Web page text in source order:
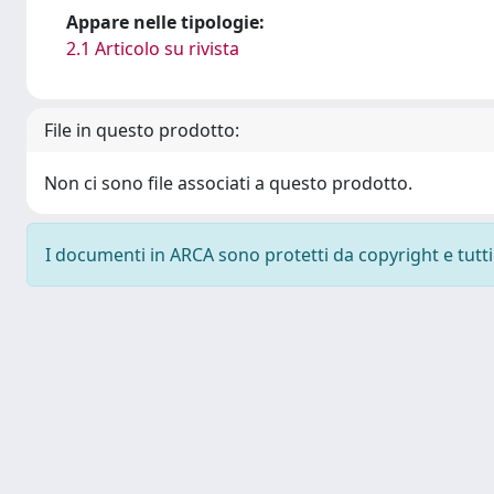
Appare nelle tipologie:
2.1 Articolo su rivista
File in questo prodotto:
Non ci sono file associati a questo prodotto.
I documenti in ARCA sono protetti da copyright e